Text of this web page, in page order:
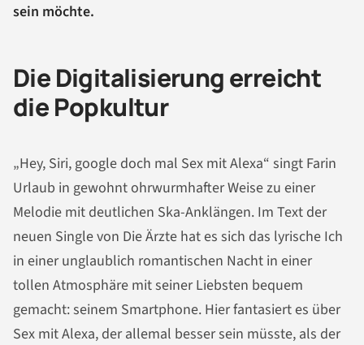
sein möchte.
Die Digitalisierung erreicht
die Popkultur
„Hey, Siri, google doch mal Sex mit Alexa“ singt Farin
Urlaub in gewohnt ohrwurmhafter Weise zu einer
Melodie mit deutlichen Ska-Anklängen. Im Text der
neuen Single von Die Ärzte hat es sich das lyrische Ich
in einer unglaublich romantischen Nacht in einer
tollen Atmosphäre mit seiner Liebsten bequem
gemacht: seinem Smartphone. Hier fantasiert es über
Sex mit Alexa, der allemal besser sein müsste, als der